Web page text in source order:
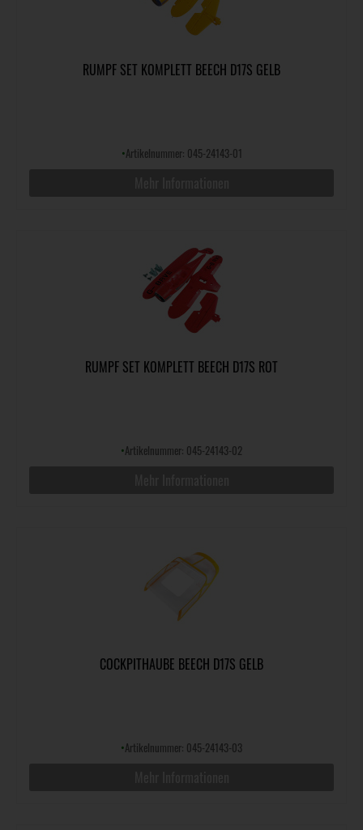
RUMPF SET KOMPLETT BEECH D17S GELB
•Artikelnummer: 045-24143-01
RUMPF SET KOMPLETT BEECH D17S ROT
•Artikelnummer: 045-24143-02
COCKPITHAUBE BEECH D17S GELB
•Artikelnummer: 045-24143-03